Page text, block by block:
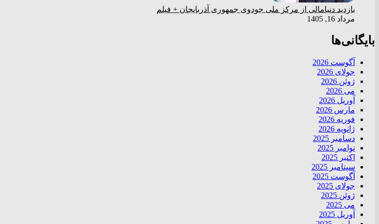
بازدید دنیامالی از مرکز ملی جودوی جمهوری آذربایجان + فیلم
مرداد 16, 1405
بایگانی‌ها
آگوست 2026
جولای 2026
ژوئن 2026
می 2026
آوریل 2026
مارس 2026
فوریه 2026
ژانویه 2026
دسامبر 2025
نوامبر 2025
اکتبر 2025
سپتامبر 2025
آگوست 2025
جولای 2025
ژوئن 2025
می 2025
آوریل 2025